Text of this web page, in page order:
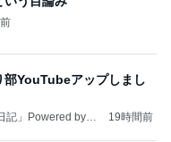
部YouTubeアップしまし
記」Powered by A
19時間前